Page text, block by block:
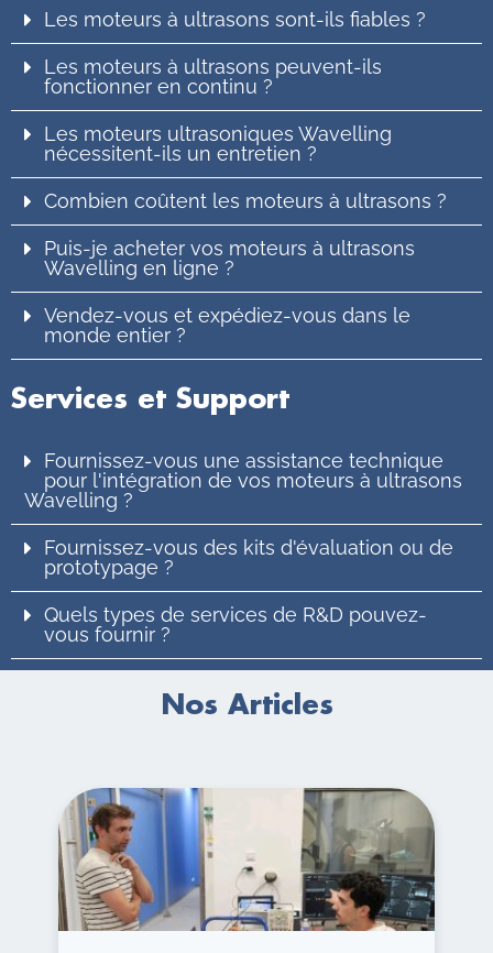
Les moteurs à ultrasons sont-ils fiables ?
Les moteurs à ultrasons peuvent-ils
fonctionner en continu ?
Les moteurs ultrasoniques Wavelling
nécessitent-ils un entretien ?
Combien coûtent les moteurs à ultrasons ?
Puis-je acheter vos moteurs à ultrasons
Wavelling en ligne ?
Vendez-vous et expédiez-vous dans le
monde entier ?
Services et Support
Fournissez-vous une assistance technique
pour l'intégration de vos moteurs à ultrasons
Wavelling ?
Fournissez-vous des kits d'évaluation ou de
prototypage ?
Quels types de services de R&D pouvez-
vous fournir ?
Nos Articles